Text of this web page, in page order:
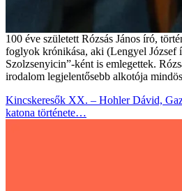
100 éve született Rózsás János író,
foglyok krónikása, aki (Lengyel József
Szolzsenyicin”-ként is emlegettek.
irodalom legjelentősebb alkotója
Kincskeresők XX. – Hohler Dávid,
katona története…